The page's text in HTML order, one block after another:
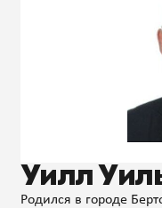
Уилл
Родился в городе